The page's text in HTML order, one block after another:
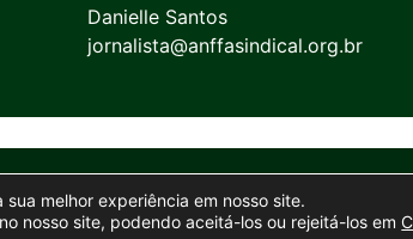
Danielle Santos
jornalista@anffasindical.org.br
Site desenvolvido por
melhor experiência em nosso site.
nosso site, podendo aceitá-los ou rejeitá-los em